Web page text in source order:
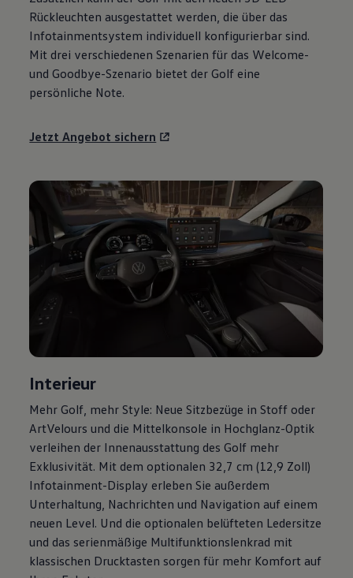
Motorenöl und Flüssigkeiten
Räder und Reifen
Pannen- und Unfallhilfe
Economy Service
Volkswagen Teile
Zubehör
Modellspezifisches Zubehör
Entertainment und Elektronik
Digitale Extras
Dienste für Ihr Modell finden
Volkswagen Apps, Login und Shop
Handy und Fahrzeug verbinden
Updates für Software, Karten und Radio
Über Ihr Auto
Vorgängermodelle
Kundeninformationen
Volkswagen Kundenbetreuung
Warn- und Kontrollleuchten
Digitale Betriebsanleitung
Lifestyle
Familie
Elektromobilität
Volkswagen R
Pannen- und Unfallhilfe
Volkswagen Kundenbetreuung
Rückleuchten ausgestattet werden, die über das
Infotainmentsystem individuell konfigurierbar sind.
Mit drei verschiedenen Szenarien für das Welcome-
und Goodbye-Szenario bietet der Golf eine
persönliche Note.
Jetzt Angebot sichern
Interieur
Mehr Golf , mehr Style: Neue Sitzbezüge in Stoff oder
ArtVelours und die Mittelkonsole in Hochglanz-Optik
verleihen der Innenausstattung des Golf mehr
Exklusivität. Mit dem optionalen 32,7 cm (12,9 Zoll)
Infotainment-Display erleben Sie außerdem
Unterhaltung, Nachrichten und Navigation auf einem
neuen Level. Und die optionalen belüfteten Ledersitze
und das serienmäßige Multifunktionslenkrad mit
klassischen Drucktasten sorgen für mehr Komfort auf